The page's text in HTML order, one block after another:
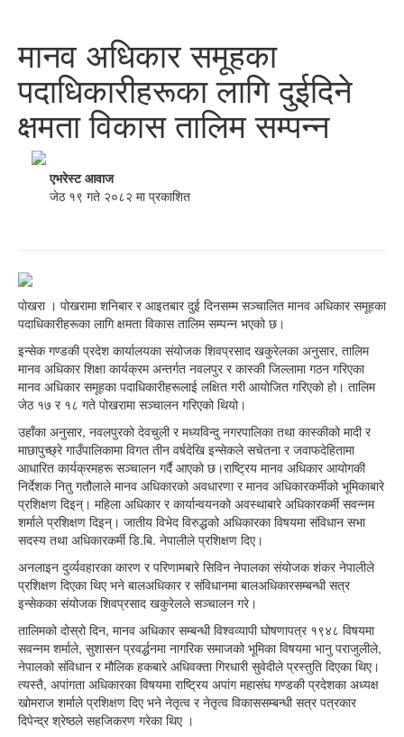
मानव अधिकार समूहका
पदाधिकारीहरूका लागि दुईदिने
क्षमता विकास तालिम सम्पन्न
एभरेस्ट आवाज
जेठ १९ गते २०८२ मा प्रकाशित
पोखरा । पोखरामा शनिबार र आइतबार दुई दिनसम्म सञ्चालित मानव अधिकार समूहका
पदाधिकारीहरूका लागि क्षमता विकास तालिम सम्पन्न भएको छ।
इन्सेक गण्डकी प्रदेश कार्यालयका संयोजक शिवप्रसाद खकुरेलका अनुसार, तालिम
मानव अधिकार शिक्षा कार्यक्रम अन्तर्गत नवलपुर र कास्की जिल्लामा गठन गरिएका
मानव अधिकार समूहका पदाधिकारीहरूलाई लक्षित गरी आयोजित गरिएको हो। तालिम
जेठ १७ र १८ गते पोखरामा सञ्चालन गरिएको थियो।
उहाँका अनुसार, नवलपुरको देवचुली र मध्यविन्दु नगरपालिका तथा कास्कीको मादी र
माछापुच्छ्रे गाउँपालिकामा विगत तीन वर्षदेखि इन्सेकले सचेतना र जवाफदेहितामा
आधारित कार्यक्रमहरू सञ्चालन गर्दै आएको छ।राष्ट्रिय मानव अधिकार आयोगकी
निर्देशक नितु गतौलाले मानव अधिकारको अवधारणा र मानव अधिकारकर्मीको भूमिकाबारे
प्रशिक्षण दिइन्। महिला अधिकार र कार्यान्वयनको अवस्थाबारे अधिकारकर्मी सवन्नम
शर्माले प्रशिक्षण दिइन्। जातीय विभेद विरुद्धको अधिकारका विषयमा संविधान सभा
सदस्य तथा अधिकारकर्मी डि.बि. नेपालीले प्रशिक्षण दिए।
अनलाइन दुर्व्यवहारका कारण र परिणामबारे सिविन नेपालका संयोजक शंकर नेपालीले
प्रशिक्षण दिएका थिए भने बालअधिकार र संविधानमा बालअधिकारसम्बन्धी सत्र
इन्सेकका संयोजक शिवप्रसाद खकुरेलले सञ्चालन गरे।
तालिमको दोस्रो दिन, मानव अधिकार सम्बन्धी विश्वव्यापी घोषणापत्र १९४८ विषयमा
सवन्नम शर्माले, सुशासन प्रवर्द्धनमा नागरिक समाजको भूमिका विषयमा भानु पराजुलीले,
नेपालको संविधान र मौलिक हकबारे अधिवक्ता गिरधारी सुवेदीले प्रस्तुति दिएका थिए।
त्यस्तै, अपांगता अधिकारका विषयमा राष्ट्रिय अपांग महासंघ गण्डकी प्रदेशका अध्यक्ष
खोमराज शर्माले प्रशिक्षण दिए भने नेतृत्व र नेतृत्व विकाससम्बन्धी सत्र पत्रकार
दिपेन्द्र श्रेष्ठले सहजिकरण गरेका थिए ।